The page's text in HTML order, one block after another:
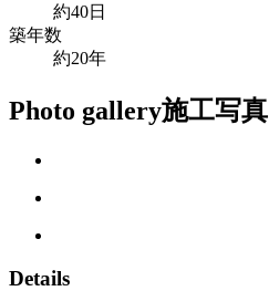
約40日
築年数
約20年
Photo gallery施工写真
Details